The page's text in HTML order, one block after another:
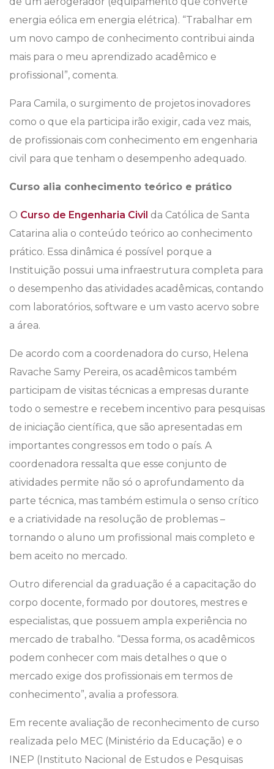
energia eólica em energia elétrica). “Trabalhar em
um novo campo de conhecimento contribui ainda
mais para o meu aprendizado acadêmico e
profissional”, comenta.
Para Camila, o surgimento de projetos inovadores
como o que ela participa irão exigir, cada vez mais,
de profissionais com conhecimento em engenharia
civil para que tenham o desempenho adequado.
Curso alia conhecimento teórico e prático
O Curso de Engenharia Civil da Católica de Santa
Catarina alia o conteúdo teórico ao conhecimento
prático. Essa dinâmica é possível porque a
Instituição possui uma infraestrutura completa para
o desempenho das atividades acadêmicas, contando
com laboratórios, software e um vasto acervo sobre
a área.
De acordo com a coordenadora do curso, Helena
Ravache Samy Pereira, os acadêmicos também
participam de visitas técnicas a empresas durante
todo o semestre e recebem incentivo para pesquisas
de iniciação científica, que são apresentadas em
importantes congressos em todo o país. A
coordenadora ressalta que esse conjunto de
atividades permite não só o aprofundamento da
parte técnica, mas também estimula o senso crítico
e a criatividade na resolução de problemas –
tornando o aluno um profissional mais completo e
bem aceito no mercado.
Outro diferencial da graduação é a capacitação do
corpo docente, formado por doutores, mestres e
especialistas, que possuem ampla experiência no
mercado de trabalho. “Dessa forma, os acadêmicos
podem conhecer com mais detalhes o que o
mercado exige dos profissionais em termos de
conhecimento”, avalia a professora.
Em recente avaliação de reconhecimento de curso
realizada pelo MEC (Ministério da Educação) e o
INEP (Instituto Nacional de Estudos e Pesquisas